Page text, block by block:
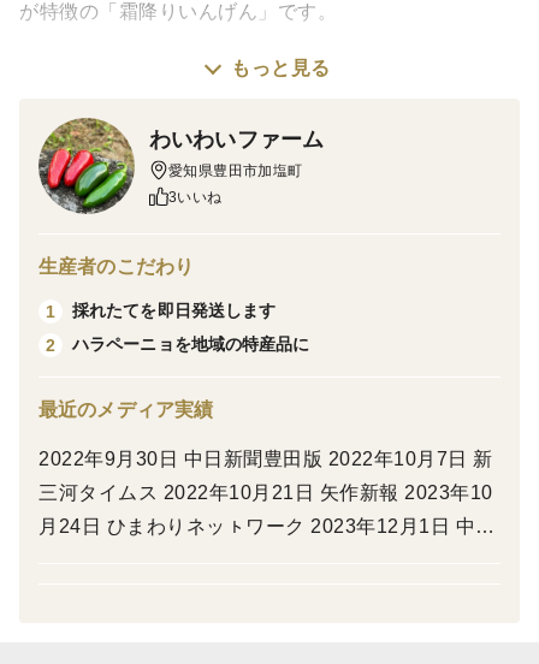
が特徴の「霜降りいんげん」です。
標高の高い地域特有の昼夜の寒暖差と、清らかな山水が
通常のいんげんよりも太く肉厚で、ゆでてもシャキッと
した食感が残ります。
さっと塩ゆでしてそのままでも、お好みでマヨネーズに
つけると、更に美味しくお召し上がりいただけます。
もっと見る
わいわいファーム
愛知県豊田市加塩町
3いいね
生産者のこだわり
1
採れたてを即日発送します
2
ハラペーニョを地域の特産品に
最近のメディア実績
2022年9月30日 中日新聞豊田版 2022年10月7日 新
三河タイムス 2022年10月21日 矢作新報 2023年10
月24日 ひまわりネッㇳワーク 2023年12月1日 中日